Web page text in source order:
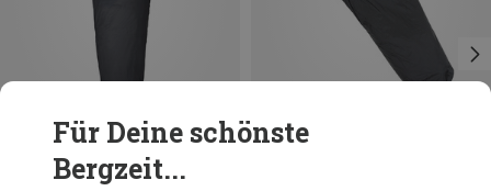
ONE SIZE
Für Deine schönste
Bergzeit...